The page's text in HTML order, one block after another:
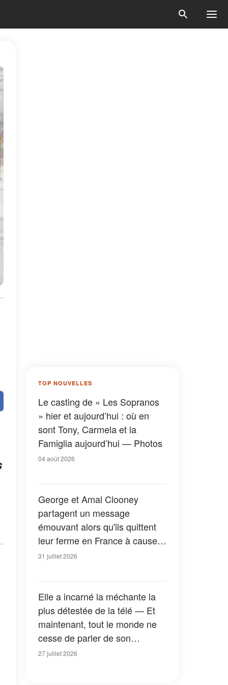
TOP NOUVELLES
Le casting de « Les Sopranos
» hier et aujourd’hui : où en
sont Tony, Carmela et la
Famiglia aujourd’hui — Photos
04 août 2026
George et Amal Clooney
partagent un message
émouvant alors qu'ils quittent
leur ferme en France à cause
des feux de forêt — Tous les
31 juillet 2026
Elle a incarné la méchante la
plus détestée de la télé — Et
maintenant, tout le monde ne
cesse de parler de son
apparition dans la nouvelle
27 juillet 2026